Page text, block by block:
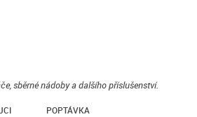
sběrné nádoby a dalšího příslušenství.
POPTÁVKA